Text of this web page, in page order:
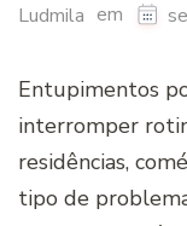
Ludmila em
Entupimentos
interromper
residências,
tipo de